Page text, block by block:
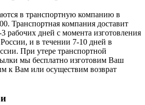
в транспортную компанию в
Транспортная компания доставит
рабочих дней с момента изготовления
и в течении 7-10 дней в
При утере транспортной
мы бесплатно изготовим Ваш
к Вам или осуществим возврат